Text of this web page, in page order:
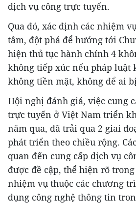
dịch vụ công trực tuyến.
Qua đó, xác định các nhiệm
tâm, đột phá để hướng tới
hiện thủ tục hành chính 4
không tiếp xúc nếu pháp luật
không tiền mặt, không để ai
Hội nghị đánh giá, việc cung
trực tuyến ở Việt Nam triển
năm qua, đã trải qua 2 giai
phát triển theo chiều rộng.
quan đến cung cấp dịch vụ
được đề cập, thể hiện rõ
nhiệm vụ thuộc các chương
dụng công nghệ thông tin